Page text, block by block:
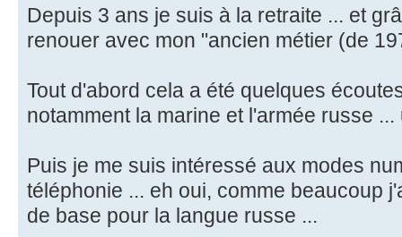
Depuis 3 ans je suis à la retraite ... et
renouer avec mon "ancien métier (de
Tout d'abord cela a été quelques
notamment la marine et l'armée russe
Puis je me suis intéressé aux modes
téléphonie ... eh oui, comme beaucoup
de base pour la langue russe ...